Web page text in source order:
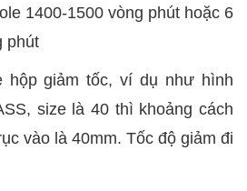
1400-1500 vòng phút hoặc 6
phút
hộp giảm tốc, ví dụ như hình
size là 40 thì khoảng cách
vào là 40mm. Tốc độ giảm đi